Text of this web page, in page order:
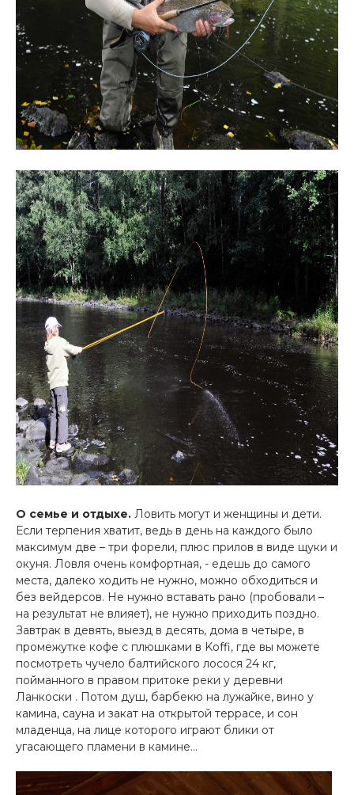
О семье и отдыхе. Ловить могут и женщины и дети.
Если терпения хватит, ведь в день на каждого было
максимум две – три форели, плюс прилов в виде щуки и
окуня. Ловля очень комфортная, - едешь до самого
места, далеко ходить не нужно, можно обходиться и
без вейдерсов. Не нужно вставать рано (пробовали –
на результат не влияет), не нужно приходить поздно.
Завтрак в девять, выезд в десять, дома в четыре, в
промежутке кофе с плюшками в Koffi, где вы можете
посмотреть чучело балтийского лосося 24 кг,
пойманного в правом притоке реки у деревни
Ланкоски . Потом душ, барбекю на лужайке, вино у
камина, сауна и закат на открытой террасе, и сон
младенца, на лице которого играют блики от
угасающего пламени в камине…